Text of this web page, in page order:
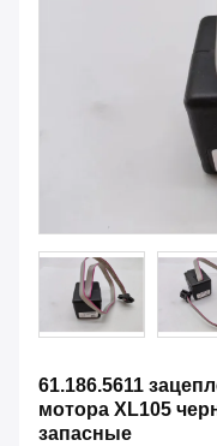
61.186.5611
мотора XL105
запасные